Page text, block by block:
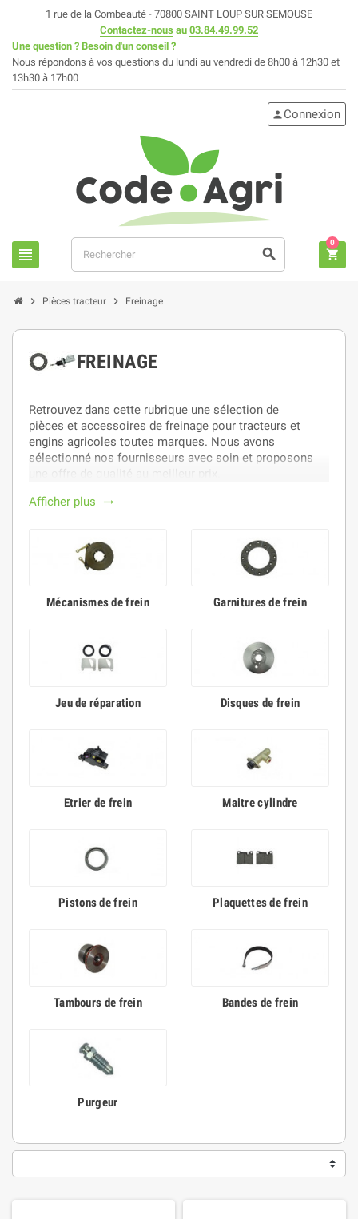
1 rue de la Combeauté - 70800 SAINT LOUP SUR SEMOUSE
Contactez-nous au 03.84.49.99.52
Une question ? Besoin d'un conseil ?
Nous répondons à vos questions du lundi au vendredi de 8h00 à 12h30 et
13h30 à 17h00
view_headline search
person Connexion
shopping_cart
0
chevron_right Pièces tracteur chevron_right Freinage
FREINAGE
Retrouvez dans cette rubrique une sélection de
pièces et accessoires de freinage pour tracteurs et
engins agricoles toutes marques. Nous avons
sélectionné nos fournisseurs avec soin et proposons
Afficher plus
trending_flat
Mécanismes de frein Garnitures de frein
Jeu de réparation Disques de frein
Etrier de frein Maitre cylindre
Pistons de frein Plaquettes de frein
Tambours de frein Bandes de frein
Purgeur